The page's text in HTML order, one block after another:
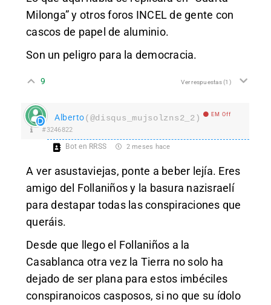
Milonga” y otros foros INCEL de gente con
cascos de papel de aluminio.
Son un peligro para la democracia.
9 Ver respuestas(1)
Alberto(@disqus_mujsolzns2_2) EM Off
#3246822
Bot en RRSS 2 meses hace
A ver asustaviejas, ponte a beber lejía. Eres
amigo del Follaniños y la basura nazisraelí
para destapar todas las conspiraciones que
queráis.
Desde que llego el Follaniños a la
Casablanca otra vez la Tierra no solo ha
dejado de ser plana para estos imbéciles
conspiranoicos casposos, si no que su ídolo